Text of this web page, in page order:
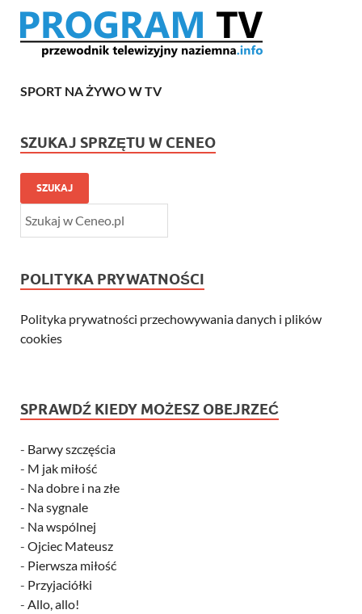
SPORT NA ŻYWO W TV
SZUKAJ SPRZĘTU W CENEO
SZUKAJ
POLITYKA PRYWATNOŚCI
Polityka prywatności przechowywania danych i plików
cookies
SPRAWDŹ KIEDY MOŻESZ OBEJRZEĆ
- Barwy szczęścia
- M jak miłość
- Na dobre i na złe
- Na sygnale
- Na wspólnej
- Ojciec Mateusz
- Pierwsza miłość
- Przyjaciółki
- Allo, allo!